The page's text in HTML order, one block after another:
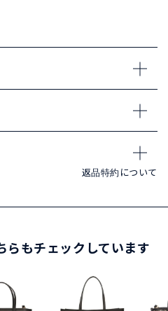
返品特約について
らもチェックしています